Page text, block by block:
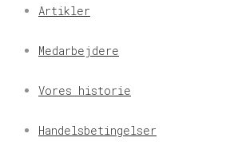
Artikler
Medarbejdere
Vores historie
Handelsbetingelser